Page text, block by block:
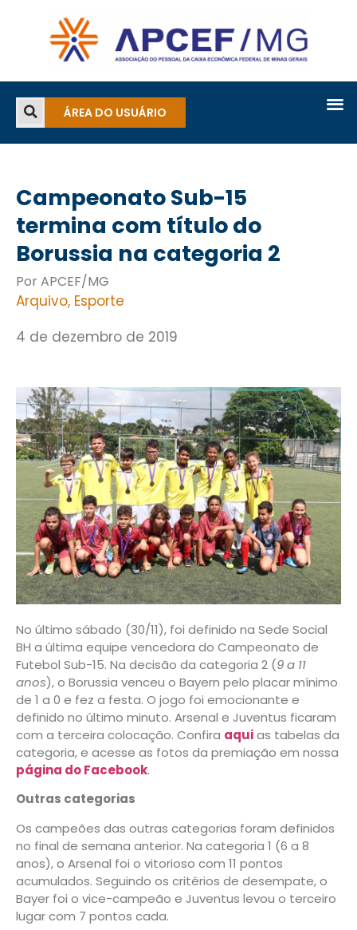
ÁREA DO USUÁRIO
Campeonato Sub-15
termina com título do
Borussia na categoria 2
Por APCEF/MG
Arquivo, Esporte
4 de dezembro de 2019
No último sábado (30/11), foi definido na Sede Social
BH a última equipe vencedora do Campeonato de
Futebol Sub-15. Na decisão da categoria 2 (9 a 11
anos), o Borussia venceu o Bayern pelo placar mínimo
de 1 a 0 e fez a festa. O jogo foi emocionante e
definido no último minuto. Arsenal e Juventus ficaram
com a terceira colocação. Confira aquias tabelas da
categoria, e acesse as fotos da premiação em nossa
página do Facebook.
Outras categorias
Os campeões das outras categorias foram definidos
no final de semana anterior. Na categoria 1 (6 a 8
anos), o Arsenal foi o vitorioso com 11 pontos
acumulados. Seguindo os critérios de desempate, o
Bayer foi o vice-campeão e Juventus levou o terceiro
lugar com 7 pontos cada.